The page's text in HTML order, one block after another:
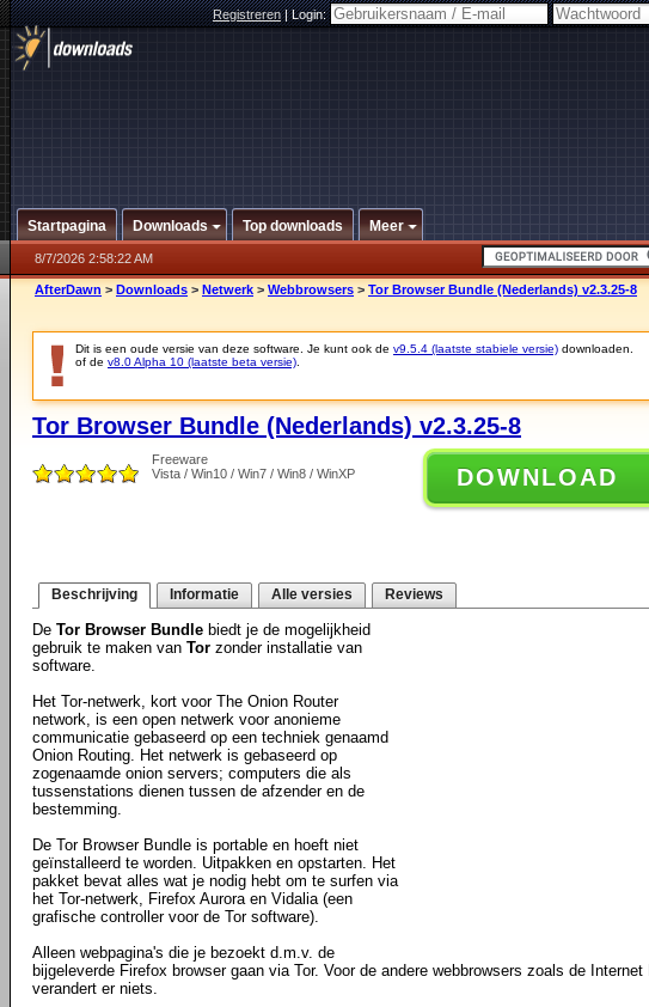
Registreren|Login:
Startpagina Downloads Top downloads Meer
8/7/2026 2:58:22 AM
AfterDawn > Downloads > Netwerk > Webbrowsers > Tor Browser Bundle (Nederlands) v2.3.25-8
Dit is een oude versie van deze software. Je kunt ook de v9.5.4 (laatste stabiele versie) downloaden.
of de v8.0 Alpha 10 (laatste beta versie)
Tor Browser Bundle (Nederlands) v2.3.25-8
Freeware
Vista / Win10 / Win7 / Win8 / WinXP
DOWNLOAD
Beschrijving Informatie Alle versies Reviews
De Tor Browser Bundle biedt je de mogelijkheid
gebruik te maken van Tor zonder installatie van
software.
Het Tor-netwerk, kort voor The Onion Router
network, is een open netwerk voor anonieme
communicatie gebaseerd op een techniek genaamd
Onion Routing. Het netwerk is gebaseerd op
zogenaamde onion servers; computers die als
tussenstations dienen tussen de afzender en de
bestemming.
De Tor Browser Bundle is portable en hoeft niet
geïnstalleerd te worden. Uitpakken en opstarten. Het
pakket bevat alles wat je nodig hebt om te surfen via
het Tor-netwerk, Firefox Aurora en Vidalia (een
grafische controller voor de Tor software).
Alleen webpagina's die je bezoekt d.m.v. de
bijgeleverde Firefox browser gaan via Tor. Voor de andere webbrowsers zoals de
verandert er niets.